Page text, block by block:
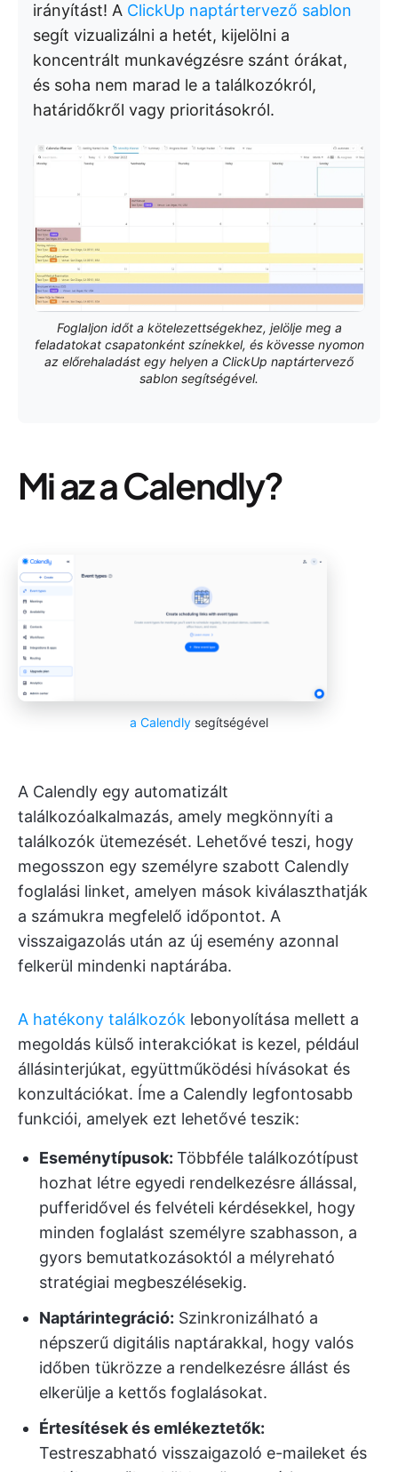
irányítást! A ClickUp naptártervező sablon
segít vizualizálni a hetét, kijelölni a
koncentrált munkavégzésre szánt órákat,
és soha nem marad le a találkozókról,
határidőkről vagy prioritásokról.
Foglaljon időt a kötelezettségekhez, jelölje meg a
feladatokat csapatonként színekkel, és kövesse nyomon
az előrehaladást egy helyen a ClickUp naptártervező
sablon segítségével.
Mi az a Calendly?
a Calendly segítségével
A Calendly egy automatizált
találkozóalkalmazás, amely megkönnyíti a
találkozók ütemezését. Lehetővé teszi, hogy
megosszon egy személyre szabott Calendly
foglalási linket, amelyen mások kiválaszthatják
a számukra megfelelő időpontot. A
visszaigazolás után az új esemény azonnal
felkerül mindenki naptárába.
A hatékony találkozók lebonyolítása mellett a
megoldás külső interakciókat is kezel, például
állásinterjúkat, együttműködési hívásokat és
konzultációkat. Íme a Calendly legfontosabb
funkciói, amelyek ezt lehetővé teszik:
Eseménytípusok: Többféle találkozótípust
hozhat létre egyedi rendelkezésre állással,
pufferidővel és felvételi kérdésekkel, hogy
minden foglalást személyre szabhasson, a
gyors bemutatkozásoktól a mélyreható
stratégiai megbeszélésekig.
Naptárintegráció: Szinkronizálható a
népszerű digitális naptárakkal, hogy valós
időben tükrözze a rendelkezésre állást és
elkerülje a kettős foglalásokat.
Értesítések és emlékeztetők:
Testreszabható visszaigazoló e-maileket és